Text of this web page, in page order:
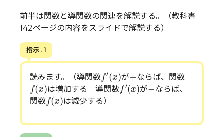
前半は関数と導関数の関連を解説する。（教科書
142ページの内容をスライドで解説する）
指示 . 1
読みます。（導関数f′(x)
′(x が+
+ ならば、関数
f(x)
f(x ) は増加する 導関数f′(x)
f′(x ) が−ならば、
関数f(x)
f(x ) は減少する）